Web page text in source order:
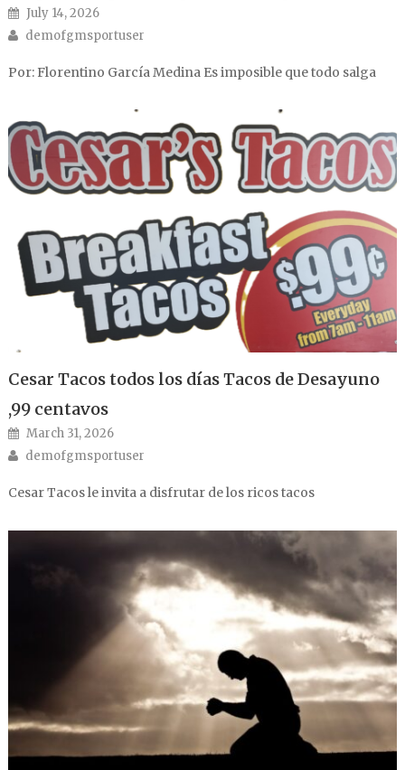
Posted on
July 14, 2026
Author
demofgmsportuser
Por: Florentino García Medina Es imposible que todo salga
Cesar Tacos todos los días Tacos de Desayuno
,99 centavos
Posted on
March 31, 2026
Author
demofgmsportuser
Cesar Tacos le invita a disfrutar de los ricos tacos